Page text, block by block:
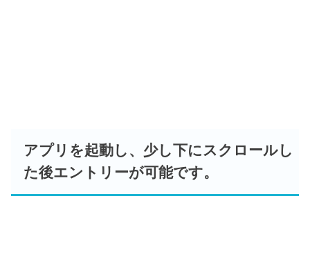
アプリを起動し、少し下にスクロールし
た後エントリーが可能です。